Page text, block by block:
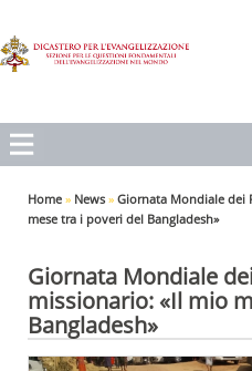
Home » News » Giornata Mondiale dei
mese tra i poveri del Bangladesh»
Giornata Mondiale
missionario: «Il mio
Bangladesh»